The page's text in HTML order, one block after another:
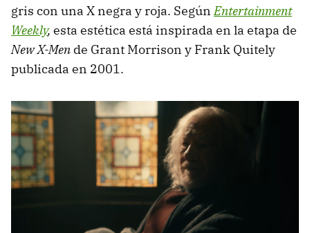
gris con una X negra y roja. SegúnEntertainment
Weekly, esta estética está inspirada en la etapa de
New X-Men de Grant Morrison y Frank Quitely
publicada en 2001.